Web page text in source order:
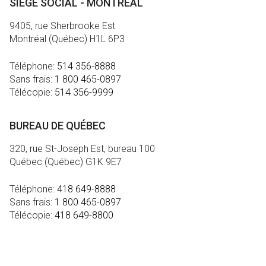
SIÈGE SOCIAL - MONTRÉAL
9405, rue Sherbrooke Est
Montréal (Québec) H1L 6P3
Téléphone: 514 356-8888
Sans frais: 1 800 465-0897
Télécopie: 514 356-9999
BUREAU DE QUÉBEC
320, rue St-Joseph Est, bureau 100
Québec (Québec) G1K 9E7
Téléphone: 418 649-8888
Sans frais: 1 800 465-0897
Télécopie: 418 649-8800